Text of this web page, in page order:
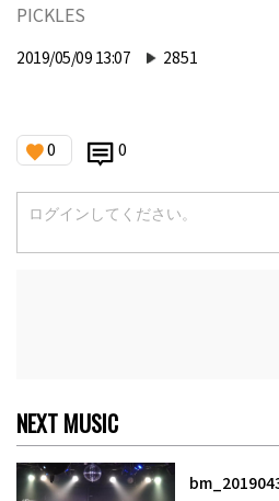
PICKLES
2019/05/09 13:07 2851
0 0
NEXT MUSIC